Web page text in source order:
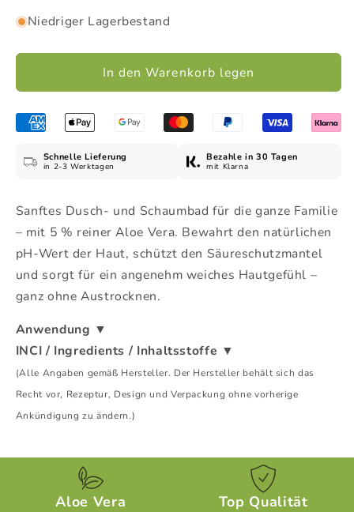
die
Menge
COSMO
&amp;
-
Baño
250
ml
die
Menge
COSMO
Dusch-
&amp;
Baño
250
ml
Niedriger Lagerbestand
In den Warenkorb legen
Schnelle Lieferung
in 2-3 Werktagen
Bezahle in 30 Tagen
mit Klarna
Sanftes Dusch- und Schaumbad für die ganze Familie
– mit 5 % reiner Aloe Vera. Bewahrt den natürlichen
pH-Wert der Haut, schützt den Säureschutzmantel
und sorgt für ein angenehm weiches Hautgefühl –
ganz ohne Austrocknen.
Anwendung ▼
INCI / Ingredients / Inhaltsstoffe ▼
(Alle Angaben gemäß Hersteller. Der Hersteller behält sich das
Recht vor, Rezeptur, Design und Verpackung ohne vorherige
Ankündigung zu ändern.)
Aloe Vera Top Qualität